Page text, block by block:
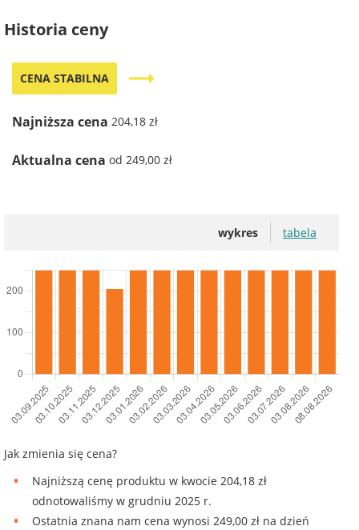
Historia ceny
CENA STABILNA trending_flat
Najniższa cena 204,18 zł
Aktualna cena od 249,00 zł
wykres tabela
Jak zmienia się cena?
Najniższą cenę produktu w kwocie 204,18 zł
odnotowaliśmy w grudniu 2025 r.
Ostatnia znana nam cena wynosi 249,00 zł na dzień